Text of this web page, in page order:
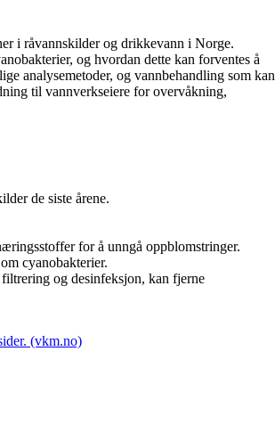
i råvannskilder og drikkevann i Norge.
og hvordan dette kan forventes å
analysemetoder, og vannbehandling som kan
til vannverkseiere for overvåkning,
de siste årene.
for å unngå oppblomstringer.
cyanobakterier.
og desinfeksjon, kan fjerne
(vkm.no)